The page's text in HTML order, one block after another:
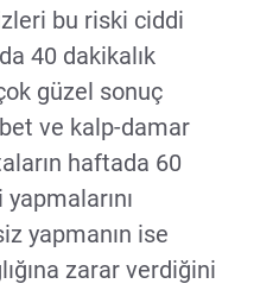
bu riski ciddi
40 dakikalık
güzel sonuç
ve kalp-damar
haftada 60
yapmanın ise
zarar verdiğini